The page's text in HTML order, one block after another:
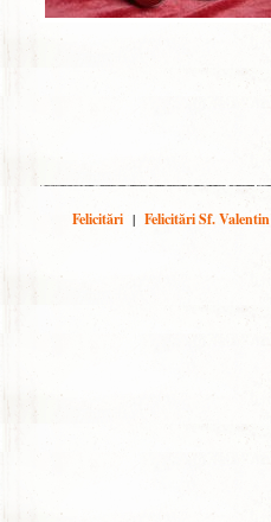
Felicitări | Felicitări Sf. Valentin